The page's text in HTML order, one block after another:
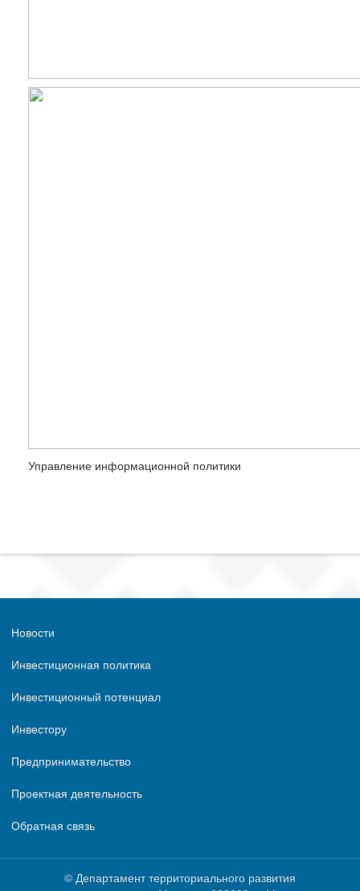
Управление информационной политики
Новости
Инвестиционная политика
Инвестиционный потенциал
Инвестору
Предпринимательство
Проектная деятельность
Обратная связь
© Департамент территориального развития